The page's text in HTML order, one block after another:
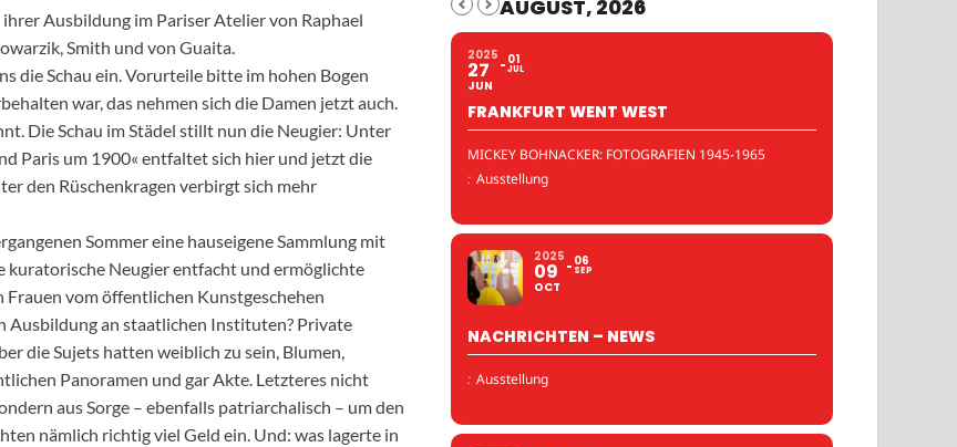
Ausbildung im Pariser Atelier von Raphael
Smith und von Guaita.
die Schau ein. Vorurteile bitte im hohen Bogen
war, das nehmen sich die Damen jetzt auch.
Die Schau im Städel stillt nun die Neugier: Unter
Paris um 1900« entfaltet sich hier und jetzt die
den Rüschenkragen verbirgt sich mehr
Sommer eine hauseigene Sammlung mit
kuratorische Neugier entfacht und ermöglichte
vom öffentlichen Kunstgeschehen
Ausbildung an staatlichen Instituten? Private
die Sujets hatten weiblich zu sein, Blumen,
Panoramen und gar Akte. Letzteres nicht
aus Sorge – ebenfalls patriarchalisch – um den
nämlich richtig viel Geld ein. Und: was lagerte in
AUGUST, 2026
2025
27
JUN
01
JUL
FRANKFURT WENT WEST
MICKEY BOHNACKER: FOTOGRAFIEN 1945-1965
: Ausstellung
2025
09
OCT
06
SEP
NACHRICHTEN – NEWS
: Ausstellung